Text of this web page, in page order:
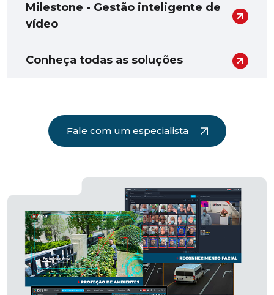
Milestone - Gestão inteligente de
vídeo
Conheça todas as soluções
Fale com um especialista